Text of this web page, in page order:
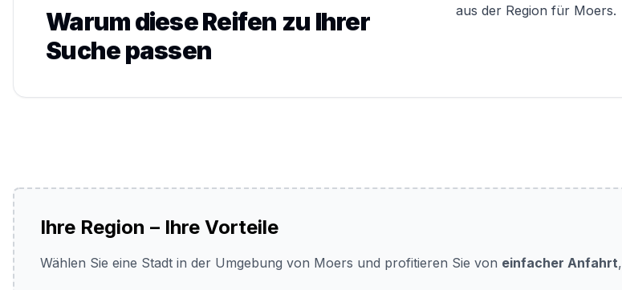
Warum diese Reifen zu Ihrer
Suche passen
aus der Region für Moers.
Ihre Region – Ihre Vorteile
Wählen Sie eine Stadt in der Umgebung von Moers und profitieren Sie von einfacher Anfahrt,